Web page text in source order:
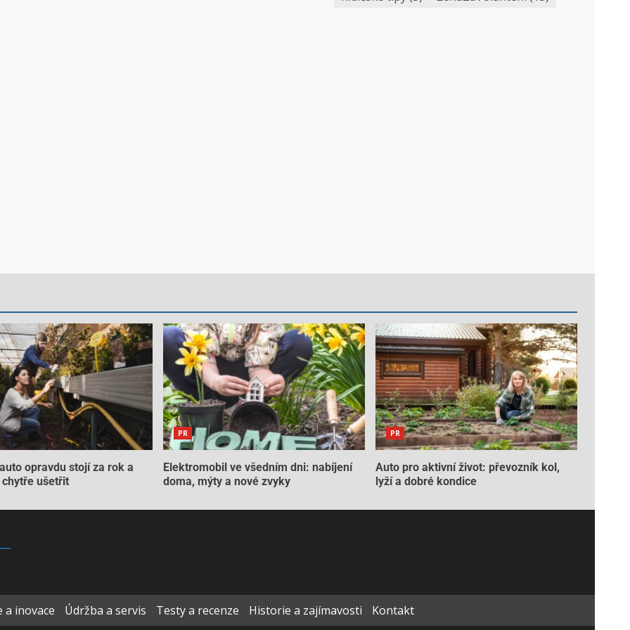
opravdu stojí za rok a
chytře ušetřit
PR
Elektromobil ve všedním dni: nabíjení
doma, mýty a nové zvyky
PR
Auto pro aktivní život: převozník kol,
lyží a dobré kondice
a inovace Údržba a servis Testy a recenze Historie a zajímavosti Kontakt